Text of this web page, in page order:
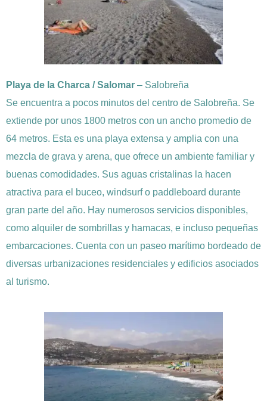
Playa de la Charca / Salomar – Salobreña
Se encuentra a pocos minutos del centro de Salobreña. Se
extiende por unos 1800 metros con un ancho promedio de
64 metros. Esta es una playa extensa y amplia con una
mezcla de grava y arena, que ofrece un ambiente familiar y
buenas comodidades. Sus aguas cristalinas la hacen
atractiva para el buceo, windsurf o paddleboard durante
gran parte del año. Hay numerosos servicios disponibles,
como alquiler de sombrillas y hamacas, e incluso pequeñas
embarcaciones. Cuenta con un paseo marítimo bordeado de
diversas urbanizaciones residenciales y edificios asociados
al turismo.